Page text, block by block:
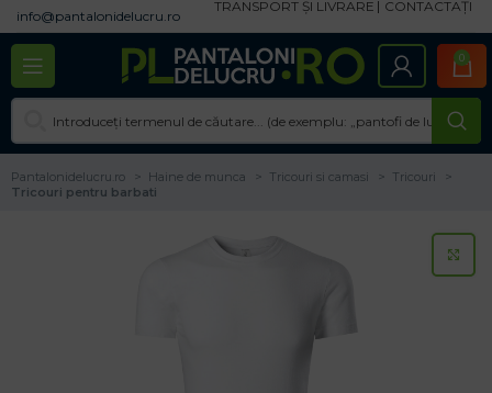
info@pantalonidelucru.ro
TRANSPORT ȘI LIVRARE CONTACTAȚI
0
Pantalonidelucru.ro Haine de munca Tricouri si camasi
Tricouri
Tricouri pentru barbati